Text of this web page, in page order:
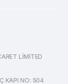
LİMİTED
KAPI NO: 504